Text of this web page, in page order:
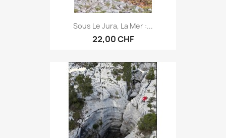
Sous Le Jura, La Mer :...
22,00 CHF